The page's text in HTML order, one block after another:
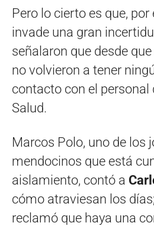
Pero lo cierto es que,
invade una gran
señalaron que desde
no volvieron a tener
contacto con el personal
Salud.
Marcos Polo, uno de los
mendocinos que está
aislamiento, contó a
cómo atraviesan los
reclamó que haya una